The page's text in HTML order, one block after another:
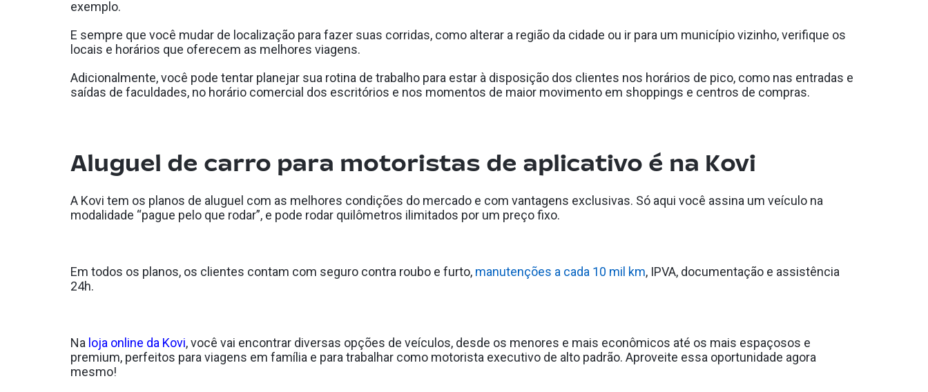
exemplo.
E sempre que você mudar de localização para fazer suas corridas, como alterar a região da cidade ou ir para um município vizinho, verifique os
locais e horários que oferecem as melhores viagens.
Adicionalmente, você pode tentar planejar sua rotina de trabalho para estar à disposição dos clientes nos horários de pico, como nas entradas e
saídas de faculdades, no horário comercial dos escritórios e nos momentos de maior movimento em shoppings e centros de compras.
Aluguel de carro para motoristas de aplicativo é na Kovi
A Kovi tem os planos de aluguel com as melhores condições do mercado e com vantagens exclusivas. Só aqui você assina um veículo na
modalidade “pague pelo que rodar”, e pode rodar quilômetros ilimitados por um preço fixo.
Em todos os planos, os clientes contam com seguro contra roubo e furto, manutenções a cada 10 mil km, IPVA, documentação e assistência
24h.
Na loja online da Kovi, você vai encontrar diversas opções de veículos, desde os menores e mais econômicos até os mais espaçosos e
premium, perfeitos para viagens em família e para trabalhar como motorista executivo de alto padrão. Aproveite essa oportunidade agora
mesmo!